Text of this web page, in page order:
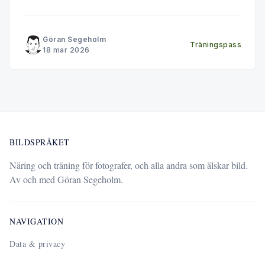
Göran Segeholm
18 mar 2026
Träningspass
BILDSPRÅKET
Näring och träning för fotografer, och alla andra som älskar bild.
Av och med Göran Segeholm.
NAVIGATION
Data & privacy